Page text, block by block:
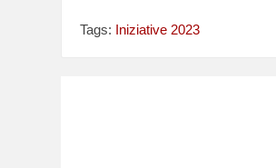
Tags: Iniziative 2023